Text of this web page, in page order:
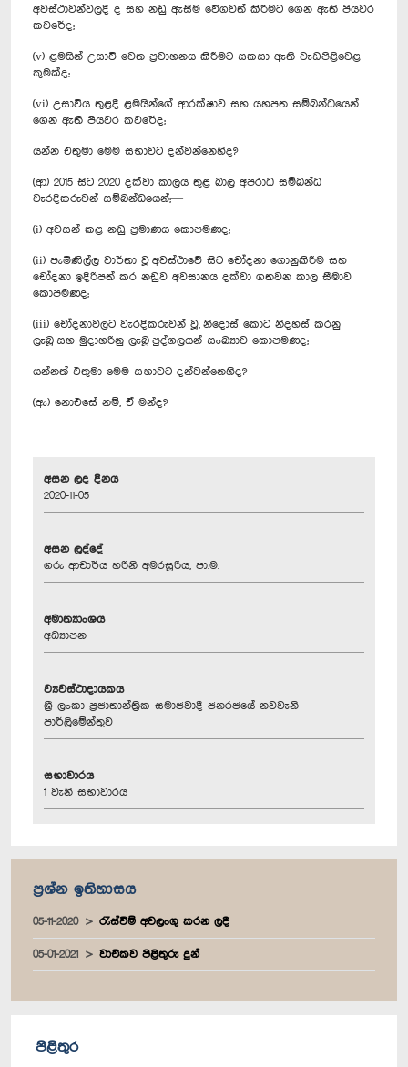
අවස්ථාවන්වලදී ද සහ නඩු ඇසීම වේගවත් කිරීමට ගෙන ඇති පියවර
කවරේද;
(v) ළමයින් උසාවි වෙත ප්‍රවාහනය කිරීමට සකසා ඇති වැඩපිළිවෙළ
කුමක්ද;
(vi) උසාවිය තුළදී ළමයින්ගේ ආරක්ෂාව සහ යහපත සම්බන්ධයෙන්
ගෙන ඇති පියවර කවරේද;
යන්න එතුමා මෙම සභාවට දන්වන්නෙහිද?
(ආ) 2015 සිට 2020 දක්වා කාලය තුළ බාල අපරාධ සම්බන්ධ
වැරදිකරුවන් සම්බන්ධයෙන්;—
(i) අවසන් කළ නඩු ප්‍රමාණය කොපමණද;
(ii) පැමිණිල්ල වාර්තා වූ අවස්ථාවේ සිට චෝදනා ගොනුකිරීම සහ
චෝදනා ඉදිරිපත් කර නඩුව අවසානය දක්වා ගතවන කාල සීමාව
කොපමණද;
(iii) චෝදනාවලට වැරදිකරුවන් වූ, නිදොස් කොට නිදහස් කරනු
ලැබූ සහ මුදාහරිනු ලැබූ පුද්ගලයන් සංඛ්‍යාව කොපමණද;
යන්නත් එතුමා මෙම සභාවට දන්වන්නෙහිද?
(ඇ) නොඑසේ නම්, ඒ මන්ද?
අසන ලද දිනය
2020-11-05
අසන ලද්දේ
ගරු ආචාර්ය හරිනි අමරසූරිය, පා.ම.
අමාත්‍යාංශය
අධ්‍යාපන
ව්‍යවස්ථාදායකය
ශ්‍රී ලංකා ප්‍රජාතාන්ත්‍රික සමාජවාදී ජනරජයේ නවවැනි
පාර්ලිමේන්තුව
සභාවාරය
1 වැනි සභාවාරය
ප්‍රශ්න ඉතිහාසය
05-11-2020 රැස්වීම් අවලංගු කරන ලදී
05-01-2021 වාචිකව පිළිතුරු දුන්
පිළිතුර